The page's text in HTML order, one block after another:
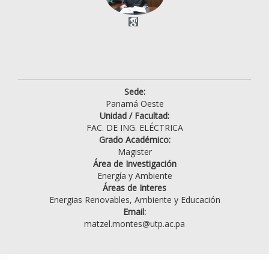
Sede:
Panamá Oeste
Unidad / Facultad:
FAC. DE ING. ELÉCTRICA
Grado Académico:
Magister
Área de Investigación
Energía y Ambiente
Áreas de Interes
Energias Renovables, Ambiente y Educación
Email:
matzel.montes@utp.ac.pa